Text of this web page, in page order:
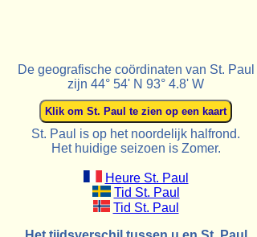
De geografische coördinaten van St. Paul
zijn 44° 54' N 93° 4.8' W
St. Paul is op het noordelijk halfrond.
Het huidige seizoen is Zomer.
Heure St. Paul
Tid St. Paul
Tid St. Paul